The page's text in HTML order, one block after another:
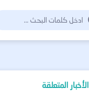
الأخبار المتعلقة